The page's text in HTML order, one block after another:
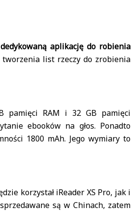
dedykowaną aplikację do robienia
list rzeczy do zrobienia
pamięci RAM i 32 GB pamięci
ebooków na głos. Ponadto
1800 mAh. Jego wymiary to
korzystał iReader XS Pro, jak i
są w Chinach, zatem